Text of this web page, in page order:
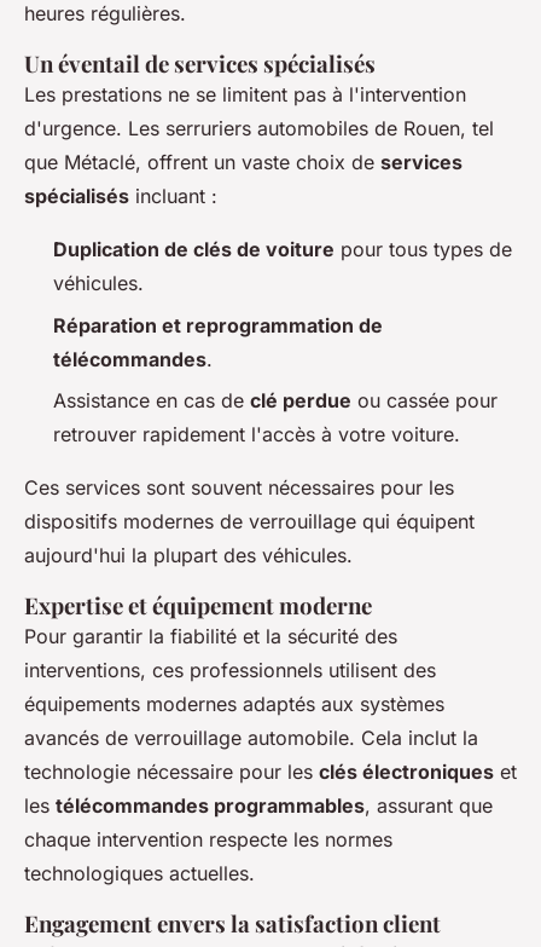
heures régulières.
Un éventail de services spécialisés
Les prestations ne se limitent pas à l'intervention
d'urgence. Les serruriers automobiles de Rouen, tel
que Métaclé, offrent un vaste choix de services
spécialisés incluant :
Duplication de clés de voiture pour tous types de
véhicules.
Réparation et reprogrammation de
télécommandes.
Assistance en cas de clé perdue ou cassée pour
retrouver rapidement l'accès à votre voiture.
Ces services sont souvent nécessaires pour les
dispositifs modernes de verrouillage qui équipent
aujourd'hui la plupart des véhicules.
Expertise et équipement moderne
Pour garantir la fiabilité et la sécurité des
interventions, ces professionnels utilisent des
équipements modernes adaptés aux systèmes
avancés de verrouillage automobile. Cela inclut la
technologie nécessaire pour les clés électroniques et
les télécommandes programmables, assurant que
chaque intervention respecte les normes
technologiques actuelles.
Engagement envers la satisfaction client